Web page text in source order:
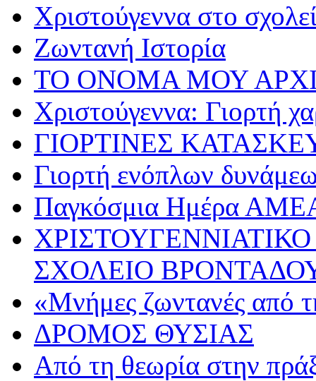
Χριστούγεννα στο
Ζωντανή Ιστορία
ΤΟ ΟΝΟΜΑ ΜΟΥ
Χριστούγεννα: Γιορτή
ΓΙΟΡΤΙΝΕΣ
Γιορτή ενόπλων
Παγκόσμια Ημέρα
ΣΧΟΛΕΙΟ
«Μνήμες ζωντανές από
ΔΡΟΜΟΣ ΘΥΣΙΑΣ
Από τη θεωρία στην